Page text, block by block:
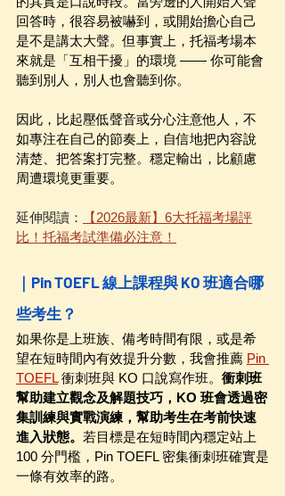
回答時，很容易被嚇到，或開始擔心自己
是不是講太大聲。但事實上，托福考場本
來就是「互相干擾」的環境 —— 你可能會
聽到別人，別人也會聽到你。
因此，比起壓低聲音或分心注意他人，不
如專注在自己的節奏上，自信地把內容說
清楚、把答案打完整。穩定輸出，比顧慮
周遭環境更重要。
延伸閱讀：
【2026最新】6大托福考場評
比！托福考試準備必注意！
｜Pin TOEFL 線上課程與 KO 班適合哪
些考生？
如果你是上班族、備考時間有限，或是希
望在短時間內有效提升分數，我會推薦 Pin
TOEFL 衝刺班與 KO 口說寫作班。 衝刺班
幫助建立觀念及解題技巧，KO 班會透過密
集訓練與實戰演練，幫助考生在考前快速
進入狀態。 若目標是在短時間內穩定站上
100 分門檻，Pin TOEFL 密集衝刺班確實是
一條有效率的路。